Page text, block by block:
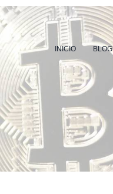
INICIO BLOG